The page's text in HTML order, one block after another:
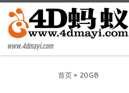
Skip to content
www.4dmayi.com
首页» 20GB